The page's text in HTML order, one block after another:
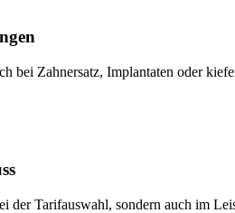
bei Zahnersatz, Implantaten oder
der Tarifauswahl, sondern auch im